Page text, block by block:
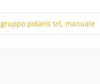
gruppo polaris srl, manuale